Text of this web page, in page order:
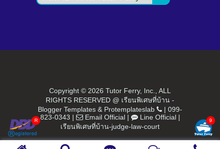
Copyright © 2026 Tutor Ferry, Inc., ALL
RIGHTS RESERVED @ เรียนพิเศษที่บ้าน -
Blogger Templates & Protemplateslab | 099-
823-0343 | Email Official| Line Official|
เรียนพิเศษที่บ้าน-judge-law-court